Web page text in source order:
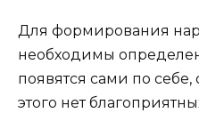
Для формирования
необходимы
появятся сами по
этого нет